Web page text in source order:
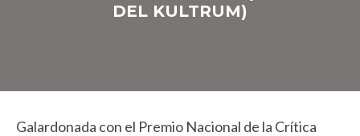
DEL KULTRUM)
Galardonada con el Premio Nacional de la Crítica